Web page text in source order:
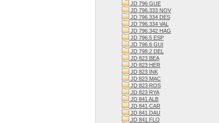
JD 796 GUE
JD 796.333 NOV
JD 796.334 DES
JD 796.334 VAL
JD 796.342 HAG
JD 796.5 ESP
JD 796.6 GUI
JD 798.2 DEL
JD 823 BEA
JD 823 HER
JD 823 INK
JD 823 MAC
JD 823 ROS
JD 823 RYA
JD 841 ALB
JD 841 CAR
JD 841 DAU
JD 841 FLO